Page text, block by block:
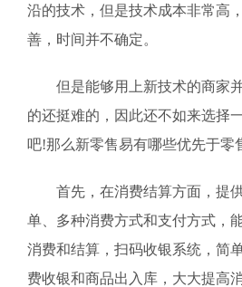
沿的技术，但是技术成本非常高
善，时间并不确定。
但是能够用上新技术的商家并
的还挺难的，因此还不如来选择
吧!那么新零售易有哪些优先于零
首先，在消费结算方面，提供
单、多种消费方式和支付方式，
消费和结算，扫码收银系统，简
费收银和商品出入库，大大提高